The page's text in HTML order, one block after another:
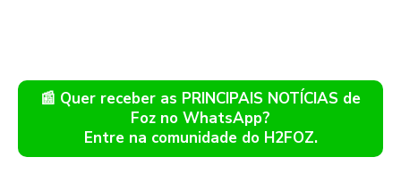
📰 Quer receber as PRINCIPAIS NOTÍCIAS de
Foz no WhatsApp?
Entre na comunidade do H2FOZ.